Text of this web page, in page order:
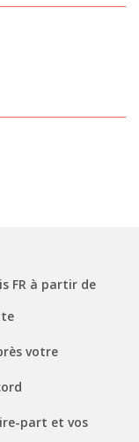
FR à partir de
votre
part et vos